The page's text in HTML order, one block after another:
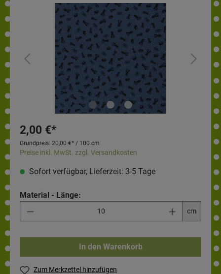
2,00 €*
Grundpreis: 20,00 €* / 100 cm
Preise inkl. MwSt. zzgl. Versandkosten
Sofort verfügbar, Lieferzeit: 3-5 Tage
Material - Länge:
cm
In den Warenkorb
Zum Merkzettel hinzufügen